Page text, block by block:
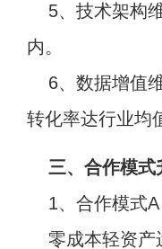
5、技术架构
内。
6、数据增值
转化率达行业均
三、合作模
1、合作模式A
零成本轻资产